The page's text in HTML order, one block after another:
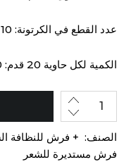
عدد القطع في الكرتونة: 10
الكمية لكل حاوية 20 قدم: 2520
الصنف: + فرش للنظافة
فرش مستديرة للشعر